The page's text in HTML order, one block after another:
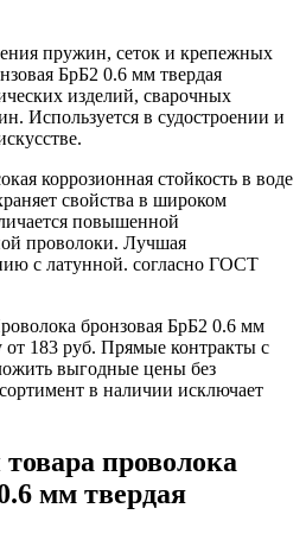
пружин, сеток и крепежных
БрБ2 0.6 мм твердая
изделий, сварочных
Используется в судостроении и
коррозионная стойкость в воде
свойства в широком
повышенной
проволоки. Лучшая
с латунной. согласно ГОСТ
бронзовая БрБ2 0.6 мм
от 183 руб. Прямые контракты с
выгодные цены без
в наличии исключает
проволока
мм твердая